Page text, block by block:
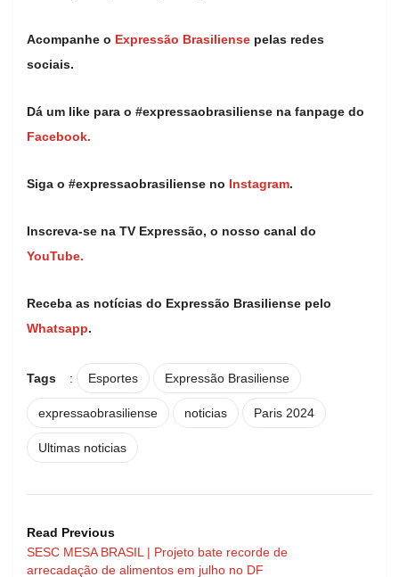
Acompanhe o Expressão Brasiliense pelas redes
sociais.
Dá um like para o #expressaobrasiliense na fanpage do
Facebook.
Siga o #expressaobrasiliense no Instagram.
Inscreva-se na TV Expressão, o nosso canal do
YouTube.
Receba as notícias do Expressão Brasiliense pelo
Whatsapp.
Tags : Esportes Expressão Brasiliense
expressaobrasiliense noticias Paris 2024
Ultimas noticias
Read Previous
SESC MESA BRASIL | Projeto bate recorde de
arrecadação de alimentos em julho no DF